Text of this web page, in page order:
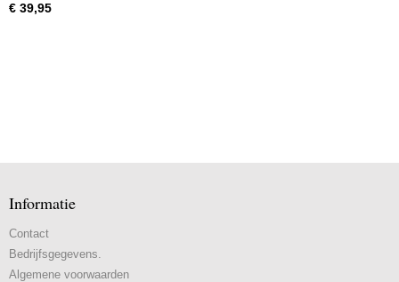
€ 39,95
Informatie
Contact
Bedrijfsgegevens.
Algemene voorwaarden